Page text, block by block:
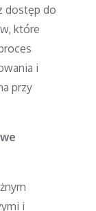
dostęp do
które
i
przy
i